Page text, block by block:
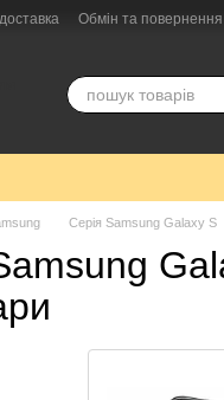
Обмін та повернення
Серія Samsung Galaxy S